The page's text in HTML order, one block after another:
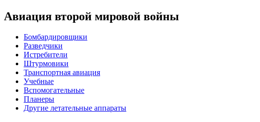
Авиация второй мировой войны
Бомбардировщики
Разведчики
Истребители
Штурмовики
Транспортная авиация
Учебные
Вспомогательные
Планеры
Другие летательные аппараты